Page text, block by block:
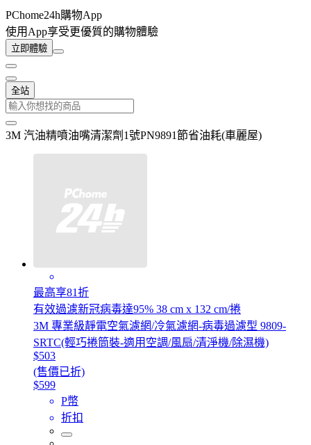
PChome24h購物App
使用App享受更優質的購物體驗
立即體驗
全站
3M 汽油精噴油嘴清潔劑1號PN9891節省油耗(車麗屋)
最高享81折
有效過濾新冠病毒達95% 38 cm x 132 cm/捲
3M 專業級靜電空氣濾網/冷氣濾網-病毒過濾型 9809-
SRTC(輕巧捲筒裝-適用空調/風扇/清淨機/除濕機)
$503
(售價已折)
$599
P幣
折扣